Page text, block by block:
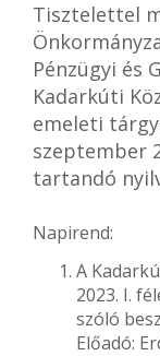
Tisztelettel
Pénzügyi és
Kadarkúti
emeleti
szeptember
tartandó
Napirend:
A
2023. I.
szóló
Előadó: